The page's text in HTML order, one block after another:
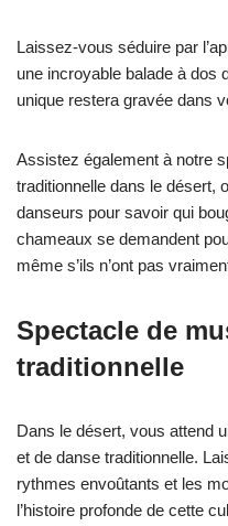
Laissez-vous séduire par
une incroyable balade à dos
unique restera gravée dans
Assistez également à notre
traditionnelle dans le désert,
danseurs pour savoir qui
chameaux se demandent
même s’ils n’ont pas
Spectacle de
traditionnelle
Dans le désert, vous attend
et de danse traditionnelle.
rythmes envoûtants et les
l’histoire profonde de cette